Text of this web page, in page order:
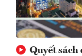
Quyết sách